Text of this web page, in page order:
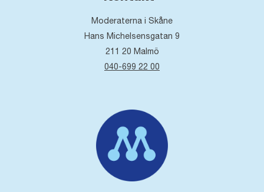
Moderaterna i Skåne
Hans Michelsensgatan 9
211 20 Malmö
040-699 22 00